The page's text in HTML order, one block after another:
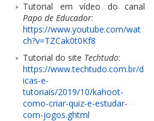
Tutorial em vídeo do canal
Papo de Educador:
https://www.youtube.com/wat
ch?v=TZCak0t0Kf8
Tutorial do site Techtudo:
https://www.techtudo.com.br/d
icas-e-
tutoriais/2019/10/kahoot-
como-criar-quiz-e-estudar-
com-jogos.ghtml